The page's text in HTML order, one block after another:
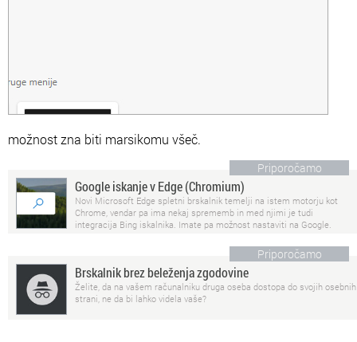
možnost zna biti marsikomu všeč.
Priporočamo
Google iskanje v Edge (Chromium)
Novi Microsoft Edge spletni brskalnik temelji na istem motorju kot
Chrome, vendar pa ima nekaj sprememb in med njimi je tudi
integracija Bing iskalnika. Imate pa možnost nastaviti na Google.
Priporočamo
Brskalnik brez beleženja zgodovine
Želite, da na vašem računalniku druga oseba dostopa do svojih osebnih
strani, ne da bi lahko videla vaše?